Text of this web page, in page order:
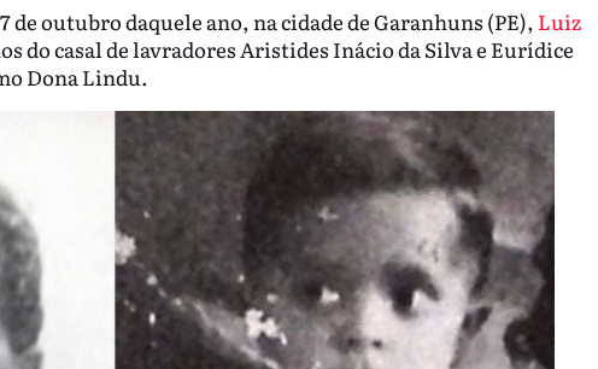
de outubro daquele ano, na cidade de Garanhuns (PE), Luiz
do casal de lavradores Aristides Inácio da Silva e Eurídice
Dona Lindu.